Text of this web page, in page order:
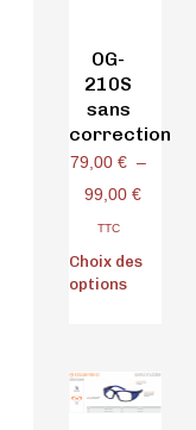
OG-
210S
sans
correction
79,00 € –
99,00 €
TTC
Choix des
options